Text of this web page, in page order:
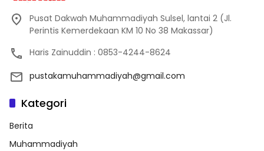
Pusat Dakwah Muhammadiyah Sulsel, lantai 2 (Jl.
Perintis Kemerdekaan KM 10 No 38 Makassar)
Haris Zainuddin : 0853-4244-8624
pustakamuhammadiyah@gmail.com
Kategori
Berita
Muhammadiyah